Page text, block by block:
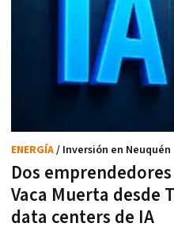
Dos
Vaca Muerta desde
data centers de IA
ENERGÍA/ Inversión en Neuquén